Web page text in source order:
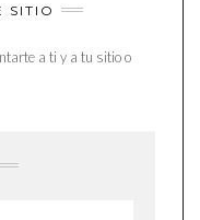
SITIO
a ti y a tu sitio o